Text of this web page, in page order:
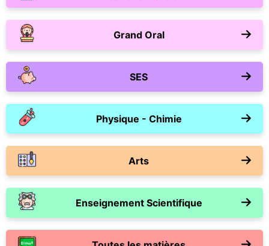
Grand Oral
SES
Physique - Chimie
Arts
Enseignement Scientifique